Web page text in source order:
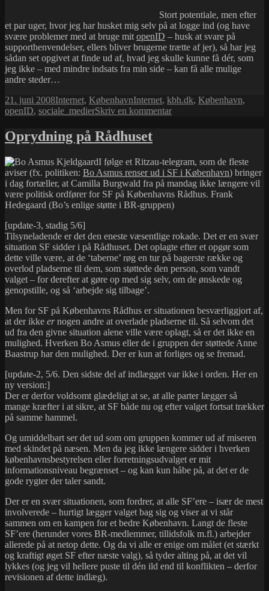
Stort potentiale, men efter
et par uger, hvor jeg har husket mig selv på at logge ind (og have
svære problemer med at bruge mit openID – husk at svare på
supporthenvendelser, ellers bliver brugerne trætte af jer), så har jeg
sådan set opgivet at finde ud af, hvad jeg skulle kunne få dér, som
jeg ikke – med mindre indsats fra min side – kan få alle mulige
andre steder…
Udgivet
i
21. juni 2008Kategorier
Internet, KøbenhavnTags
Internet, kbh.dk, København,
openID, sociale_medierSkriv en kommentartil
Oprydning på Rådhuset
I følge et Ritzau-telegram, som de fleste
aviser (fx. politiken: Bo Asmus renser ud i SF i København) bringer
i dag fortæller, at Camilla Burgwald fra på mandag ikke længere vil
være politisk ordfører for SF på Københavns Rådhus. Frank
Hedegaard (Bo’s enlige støtte i BR-gruppen)
[update-3, stadig 5/6]
Tilsyneladende er det den eneste væsentlige rokade. Det er en svær
situation SF sidder i på Rådhuset. Det oplagte efter et opgør som
dette ville være, at de ‘taberne’ røg en tur på bagerste række og
overlod pladserne til dem, som støttede den person, som vandt
valget – for derefter at gøre op med sig selv, om de ønskede og
genopstille, og så ‘arbejde sig tilbage’.
Men for SF på Københavns Rådhus er situationen besværliggjort af,
at der ikke ernogen andre at overlade pladserne til. Så selvom det
ud fra den givne situation alene ville være oplagt, så er det ikke en
mulighed. Hverken Bo Asmus eller de i gruppen der støttede Anne
Baastrup har den mulighed. Der er kun at forliges og se fremad.
[update-2, 5/6. Den sidste del af indlægget var ikke i orden. Her en
ny version:]
Der er derfor voldsomt glædeligt at se, at alle parter lægger så
mange kræfter i at sikre, at SF både nu og efter valget fortsat trækker
på samme hammel.
Og umiddelbart ser det ud som om gruppen kommer ud af miseren
med skindet på næsen. Men da jeg ikke længere sidder i hverken
københavnsbestyrelsen eller forretningsudvalget er mit
informationsniveau begrænset – og kan kun håbe på, at det er de
gode rygter der taler sandt.
Der er en svær situationen, som fordrer, at alle SF’ere – især de mest
involverede – hurtigt lægger valget bag sig og viser at vi står
sammen om en kampen for et bedre København. Langt de fleste
SF’ere (herunder vores BR-medlemmer, tillidsfolk m.fl.) arbejder
allerede på at netop dette. Og da vi alle er enige om målet (et stærkt
og kraftigt øget SF efter næste valg), så tyder alting på, at det vil
lykkes (og jeg vil hellere puste til dén ild end til konflikten – derfor
revisionen af dette indlæg).